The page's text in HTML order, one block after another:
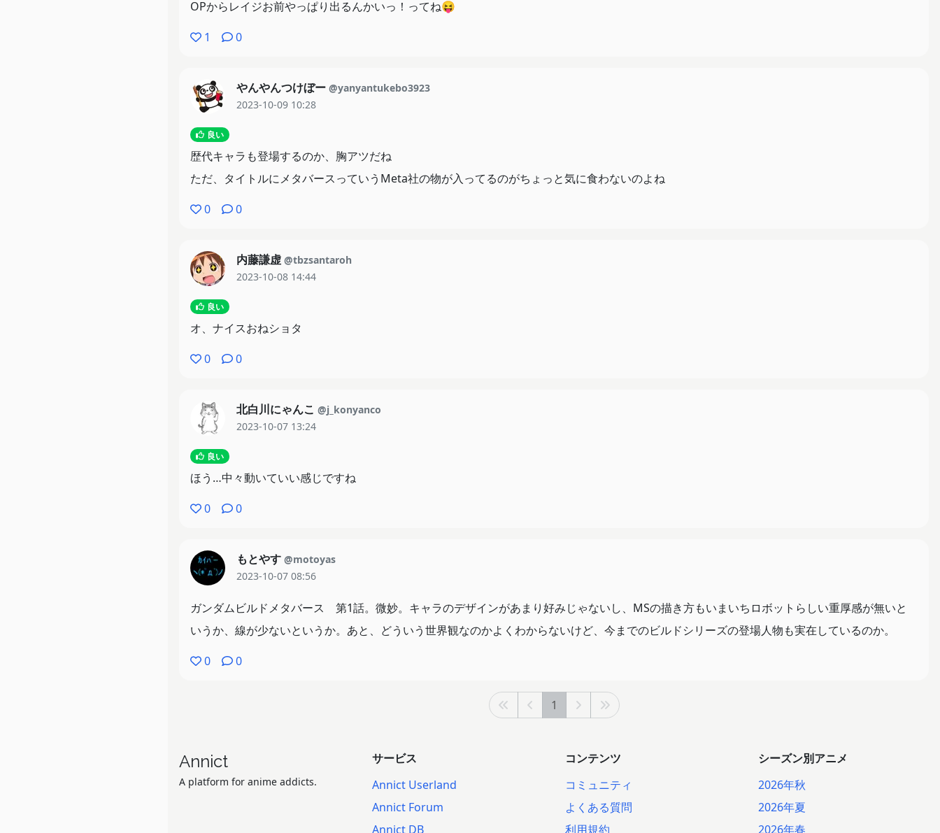
OPからレイジお前やっぱり出るんかいっ！ってね😝
1
0
やんやんつけぼー @yanyantukebo3923
2023-10-09 10:28
良い
歴代キャラも登場するのか、胸アツだね
ただ、タイトルにメタバースっていうMeta社の物が入ってるのがちょっと気に食わないのよね
0
0
内藤謙虚 @tbzsantaroh
2023-10-08 14:44
良い
オ、ナイスおねショタ
0
0
北白川にゃんこ @j_konyanco
2023-10-07 13:24
良い
ほう…中々動いていい感じですね
0
0
もとやす @motoyas
2023-10-07 08:56
ガンダムビルドメタバース 第1話。微妙。キャラのデザインがあまり好みじゃないし、MSの描き方もいまいちロボットらしい重厚感が無いと
いうか、線が少ないというか。あと、どういう世界観なのかよくわからないけど、今までのビルドシリーズの登場人物も実在しているのか。
0
0
1
Annict
A platform for anime addicts.
サービス
Annict Userland
Annict Forum
Annict DB
コンテンツ
コミュニティ
よくある質問
利用規約
シーズン別アニメ
2026年秋
2026年夏
2026年春